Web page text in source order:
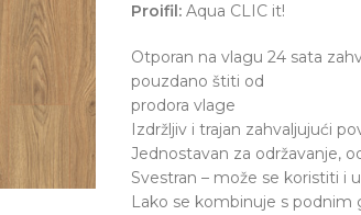
Proifil: Aqua CLIC it!
Otporan na vlagu 24 sata
pouzdano štiti od
prodora vlage
Izdržljiv i trajan zahvaljujući
Jednostavan za održavanje,
Svestran – može se koristiti i
Lako se kombinuje s podnim